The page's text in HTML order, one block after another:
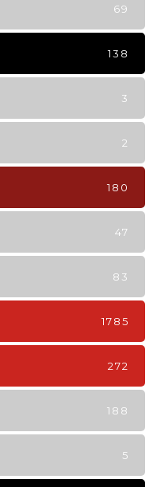
69
138
3
2
180
47
83
1785
272
188
5